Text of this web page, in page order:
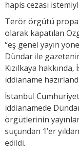
hapis cezası
Terör örgütü
olarak kapatılan
“eş genel yayın
Dündar ile
Kızılkaya
iddianame
İstanbul Cumhuriyet
iddianamede
örgütlerinin
suçundan 1’er
edildi.